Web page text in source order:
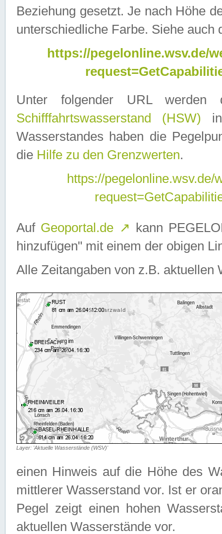
Beziehung gesetzt. Je nach Höhe
unterschiedliche Farbe. Siehe auch
https://pegelonline.wsv.de/
Unter folgender URL
Schifffahrtswasserstand (HSW)
Wasserstandes haben die
die Hilfe zu den Grenzwerten.
https://
Auf Geoportal.de ↗ kann
hinzufügen" mit einem der obigen
Alle Zeitangaben von z.B. aktuellen
Layer: 'Aktuelle Wasserstände (WSV)'
einen Hinweis auf die Höhe des
mittlerer Wasserstand vor. Ist er
Pegel zeigt einen hohen
aktuellen Wasserstände vor.